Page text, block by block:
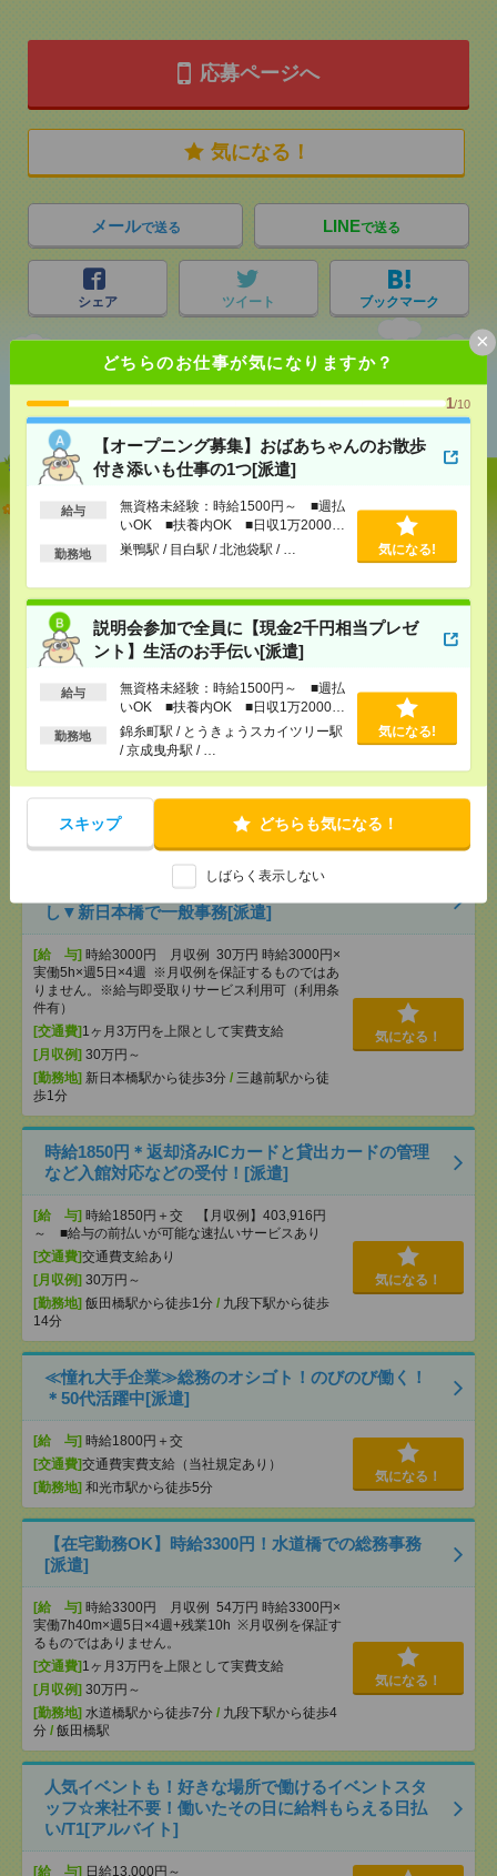
どちらのお仕事が気になりますか？
1/10
【オープニング募集】おばあちゃんのお散歩
付き添いも仕事の1つ[派遣]
給与
無資格未経験：時給1500円～ ■週払
いOK ■扶養内OK ■日収1万2000円
以上
勤務地 巣鴨駅 / 目白駅 / 北池袋駅 / … 気になる!
説明会参加で全員に【現金2千円相当プレゼ
ント】生活のお手伝い[派遣]
給与
無資格未経験：時給1500円～ ■週払
いOK ■扶養内OK ■日収1万2000円
以上
勤務地
錦糸町駅 / とうきょうスカイツリー駅
/ 京成曳舟駅 / …
気になる!
スキップ どちらも気になる！
しばらく表示しない
×
応募ページへ
気になる！
メールで送る LINEで送る
シェア ツイート ブックマーク
あなたの閲覧履歴からの
おすすめ
【オープニング募集】おばあちゃんのお散歩付き添
いも仕事の1つ[派遣]
OK ■扶養内OK ■日収1万2000円以上
[交通費]交通費全額支給
[勤務地]
巣鴨駅/目白駅 /北池袋駅/ …
説明会参加で全員に【現金2千円相当プレゼント】生
活のお手伝い[派遣]
無資格未経験：時給1500円～ ■週払い
OK ■扶養内OK ■日収1万2000円以上
[勤務地]錦糸町駅 とうきょうスカイツリー駅 / 京
成曳舟駅
/…
【在宅勤務OK】時給3000円！10～16時＊残業ほぼな
し▼新日本橋で一般事務[派遣]
[給 与] 時給3000円 月収例 30万円 時給3000円×
実働5h×週5日×4週 ※月収例を保証するものではあ
りません。※給与即受取りサービス利用可（利用条
件有）
[交通費] 1ヶ月3万円を上限として実費支給
[月収例] 30万円～
[勤務地] 新日本橋駅から徒歩3分 / 三越前駅から徒
歩1分
気になる！
時給1850円＊返却済みICカードと貸出カードの管理
など入館対応などの受付！[派遣]
[給 与] 時給1850円＋交 【月収例】403,916円
～ ■給与の前払いが可能な速払いサービスあり
[交通費]交通費支給あり
[月収例] 30万円～
[勤務地] 飯田橋駅から徒歩1分 / 九段下駅から徒歩
14分
気になる！
≪憧れ大手企業≫総務のオシゴト！のびのび働く！
＊50代活躍中[派遣]
[給 与] 時給1800円＋交
[交通費]交通費実費支給（当社規定あり）
[勤務地] 和光市駅から徒歩5分
気になる！
【在宅勤務OK】時給3300円！水道橋での総務事務
[派遣]
[給 与] 時給3300円 月収例 54万円 時給3300円×
実働7h40m×週5日×4週+残業10h ※月収例を保証す
るものではありません。
[交通費] 1ヶ月3万円を上限として実費支給
[月収例] 30万円～
[勤務地] 水道橋駅から徒歩7分 / 九段下駅から徒歩4
分 / 飯田橋駅
気になる！
人気イベントも！好きな場所で働けるイベントスタ
ッフ☆来社不要！働いたその日に給料もらえる日払
い/T1[アルバイト]
[給 与] 日給13,000円～